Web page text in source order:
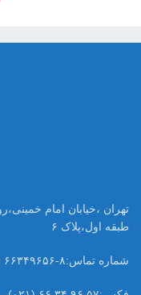
طبقه اول،پلاک ۶
شماره تماس:۸-۶۶۳۴۹۶۵۶ ( ۰۲۱)